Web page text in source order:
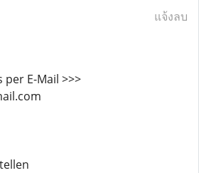
แจ้งลบ
E-Mail >>>